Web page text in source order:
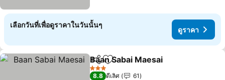
เลือกวันที่เพื่อดูราคาในวันนั้นๆ
ดูราคา
แชร์ เพิ่มในรายการโปรด
Baan Sabai Maesai
3 ดาว
8.8 ดีเลิศ
61